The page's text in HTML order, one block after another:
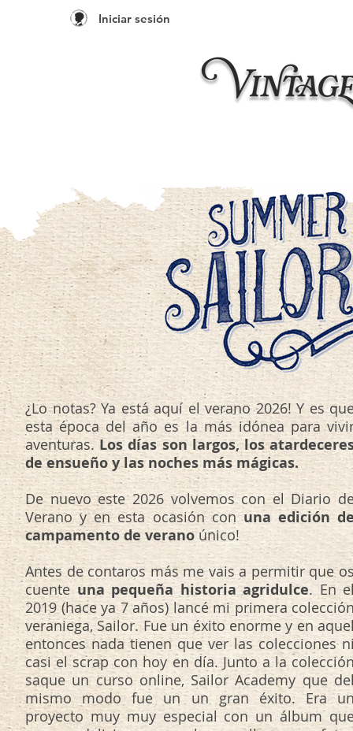
Iniciar sesión
¿Lo notas? Ya está aquí el verano 2026! Y es
esta época del año es la más idónea para
aventuras.Los días son largos, los
de ensueño y las noches más mágicas.
De nuevo este 2026 volvemos con el Diario
Verano y en esta ocasión conuna edición
campamento de veranoúnico!
Antes de contaros más me vais a permitir que
cuente una pequeña historia agridulce. En
2019 (hace ya 7 años) lancé mi primera
veraniega, Sailor. Fue un éxito enorme y en
entonces nada tienen que ver las colecciones
casi el scrap con hoy en día. Junto a la
saque un curso online, Sailor Academy que
mismo modo fue un un gran éxito. Era
proyecto muy muy especial con un álbum